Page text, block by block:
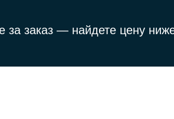
за заказ — найдете цену